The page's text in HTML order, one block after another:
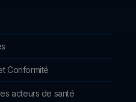
Conformité
acteurs de santé